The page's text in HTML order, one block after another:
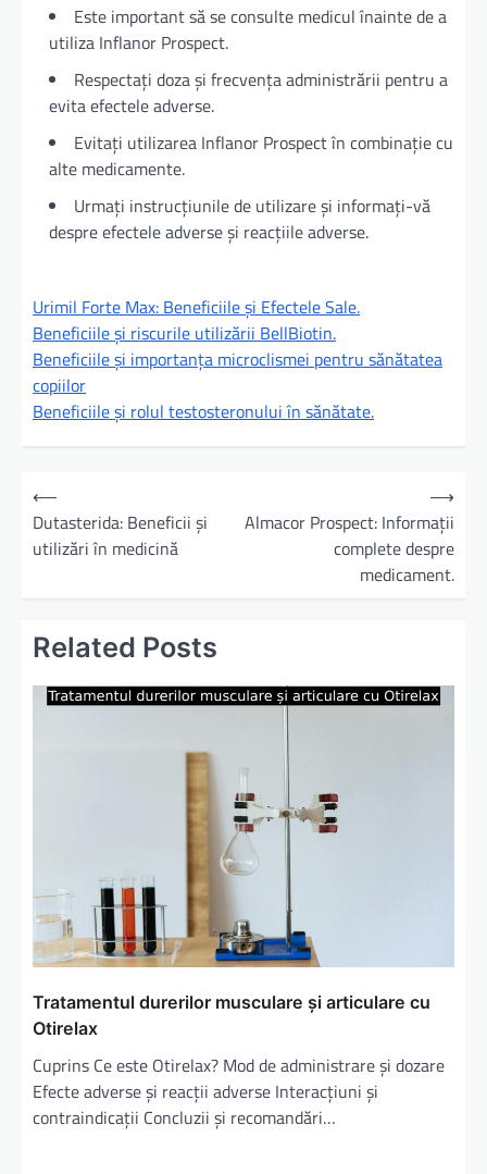
Este important să se consulte medicul înainte de a
utiliza Inflanor Prospect.
Respectați doza și frecvența administrării pentru a
evita efectele adverse.
Evitați utilizarea Inflanor Prospect în combinație cu
alte medicamente.
Urmați instrucțiunile de utilizare și informați-vă
despre efectele adverse și reacțiile adverse.
Urimil Forte Max: Beneficiile și Efectele Sale.
Beneficiile și riscurile utilizării BellBiotin.
Beneficiile și importanța microclismei pentru sănătatea
copiilor
Beneficiile și rolul testosteronului în sănătate.
N⟵
Dutasterida: Beneficii și
utilizări în medicină
Almacor Prospect: Informații
complete despre
medicament.
⟶
Related Posts
Tratamentul durerilor musculare și articulare cu
Otirelax
Cuprins Ce este Otirelax? Mod de administrare și dozare
Efecte adverse și reacții adverse Interacțiuni și
contraindicații Concluzii și recomandări…